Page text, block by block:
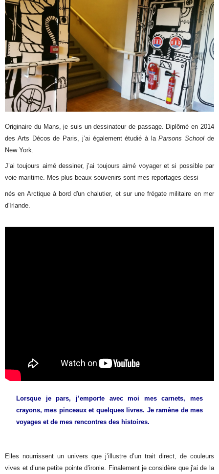
Originaire du Mans, je suis un dessinateur de passage. Diplômé en 2014
des Arts Décos de Paris, j’ai également étudié à laParsons School de
New York.
J’ai toujours aimé dessiner, j’ai toujours aimé voyager et si possible par
voie maritime. Mes plus beaux souvenirs sont mes reportages dessi
nés en Arctique à bord d'un chalutier, et sur une frégate militaire en mer
d'Irlande.
Lorsque je pars, j’emporte avec moi mes carnets, mes
crayons, mes pinceaux et quelques livres. Je ramène de mes
voyages et de mes rencontres des histoires.
Elles nourrissent un univers que j’illustre d’un trait direct, de couleurs
vives et d’une petite pointe d’ironie. Finalement je considère que j'ai de la